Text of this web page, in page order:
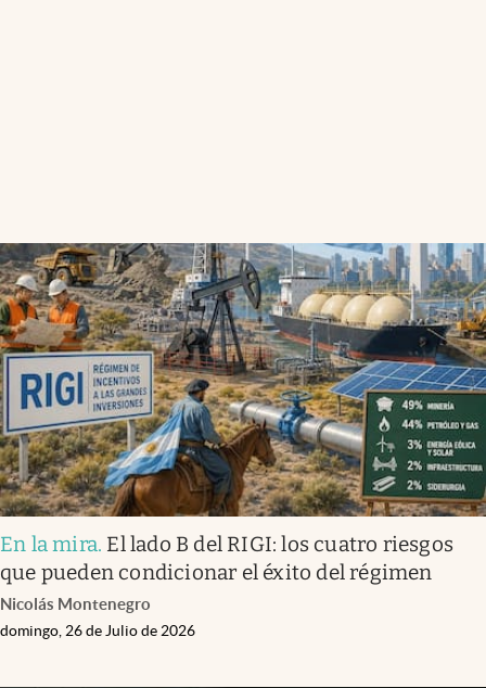
En la mira. El lado B del RIGI: los cuatro riesgos
que pueden condicionar el éxito del régimen
Nicolás Montenegro
domingo, 26 de Julio de 2026